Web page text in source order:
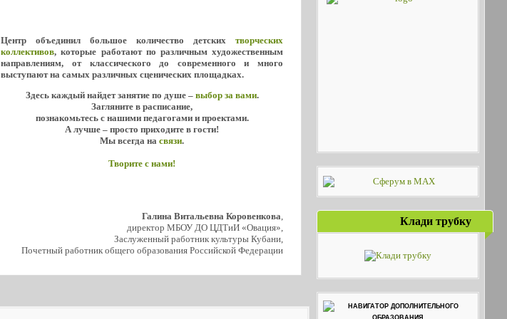
Центр объединил большое количество детских творческих
коллективов, которые работают по различным художественным
направлениям, от классического до современного и много
выступают на самых различных сценических площадках.
Здесь каждый найдет занятие по душе – выбор за вами.
Загляните в расписание,
познакомьтесь с нашими педагогами и проектами.
А лучше – просто приходите в гости!
Мы всегда насвязи.
Творите с нами!
Галина Витальевна Коровенкова,
директор МБОУ ДО ЦДТиИ «Овация»,
Заслуженный работник культуры Кубани,
Почетный работник общего образования Российской Федерации
Клади трубку